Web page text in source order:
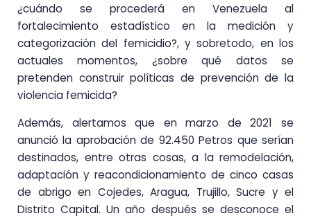
¿cuándo se procederá en Venezuela al
fortalecimiento estadístico en la medición y
categorización del femicidio?, y sobretodo, en los
actuales momentos, ¿sobre qué datos se
pretenden construir políticas de prevención de la
violencia femicida?
Además, alertamos que en marzo de 2021 se
anunció la aprobación de 92.450 Petros que serían
destinados, entre otras cosas, a la remodelación,
adaptación y reacondicionamiento de cinco casas
de abrigo en Cojedes, Aragua, Trujillo, Sucre y el
Distrito Capital. Un año después se desconoce el